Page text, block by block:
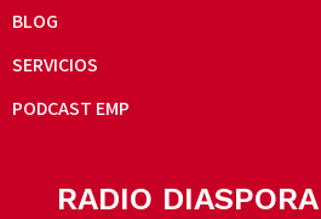
BLOG
SERVICIOS
PODCAST EMP
RADIO